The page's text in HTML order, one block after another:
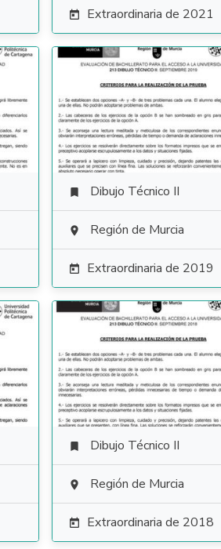
 Extraordinaria de 2021
 Dibujo Técnico II
 Región de Murcia
 Extraordinaria de 2019
 Dibujo Técnico II
 Región de Murcia
 Extraordinaria de 2018